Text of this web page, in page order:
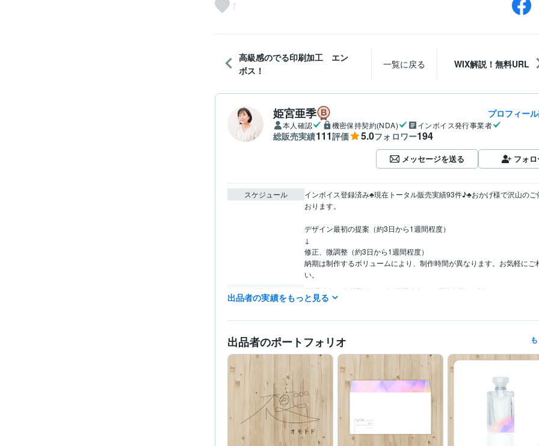
7
高級感のでる印刷加工 エン
ボス！
一覧に戻る WIX解説！無料URL
姫宮亜季 プロフィー
本人確認 機密保持契約(NDA) インボイス発行事業者
総販売実績111評価 5.0フォロワー194
メッセージを送る フォ
スケジュール
インボイス登録済み♣︎現在トータル販売実績93件♪♣︎おかげ様で沢山のご
おります。
デザイン最初の提案（約3日から1週間程度）
↓
修正、微調整（約3日から1週間程度）
納期は制作するボリュームにより、制作時間が異なります。お気軽にご
い。
経験職種 デザイナー / グラフィックデザイナー 経験年数 : 19年
デザイナー / Webデザイナー
マーケティング / ブランディング
株式会社鼓夢 2005年4月 ~ 2011年2月
株式会社明宣社 2012年4月 ~ 2018年12月
株式会社オモトド 2023年2月 ~ 2023年12月
株式会社ネオプロモーション 2004年4月 ~ 2005年2月
ビジネス・クリエイ
ティブツール
Wix:5年 Google スプレッドシート:3年 PowerPoint:5年
Adobe
Lightroom:5年
出品者の実績をもっと見る
出品者のポートフォリオ